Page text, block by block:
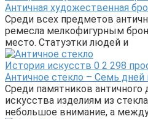
Античная художественная
Среди всех предметов
ремесла мелкофигурным
место. Статуэтки людей и
История искусств 0 2 298
Античное стекло – Семь дней
Среди памятников античного
искусства изделиям из
небольшое внимание, а